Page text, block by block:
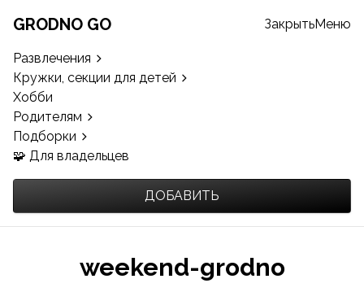
GRODNO GO
Развлечения
Кружки, секции для детей
Хобби
Родителям
Подборки
🧩 Для владельцев
ДОБАВИТЬ
ЗакрытьМеню
weekend-grodno